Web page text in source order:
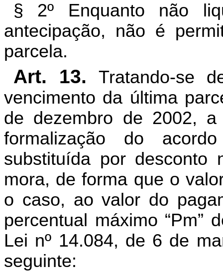
§ 2º Enquanto não
antecipação, não é
parcela.
Art. 13.Tratando-se
vencimento da última
de dezembro de 2002,
formalização do
substituída por
mora, de forma que o
o caso, ao valor do
percentual máximo “Pm”
Lei nº 14.084, de 6 de
seguinte: